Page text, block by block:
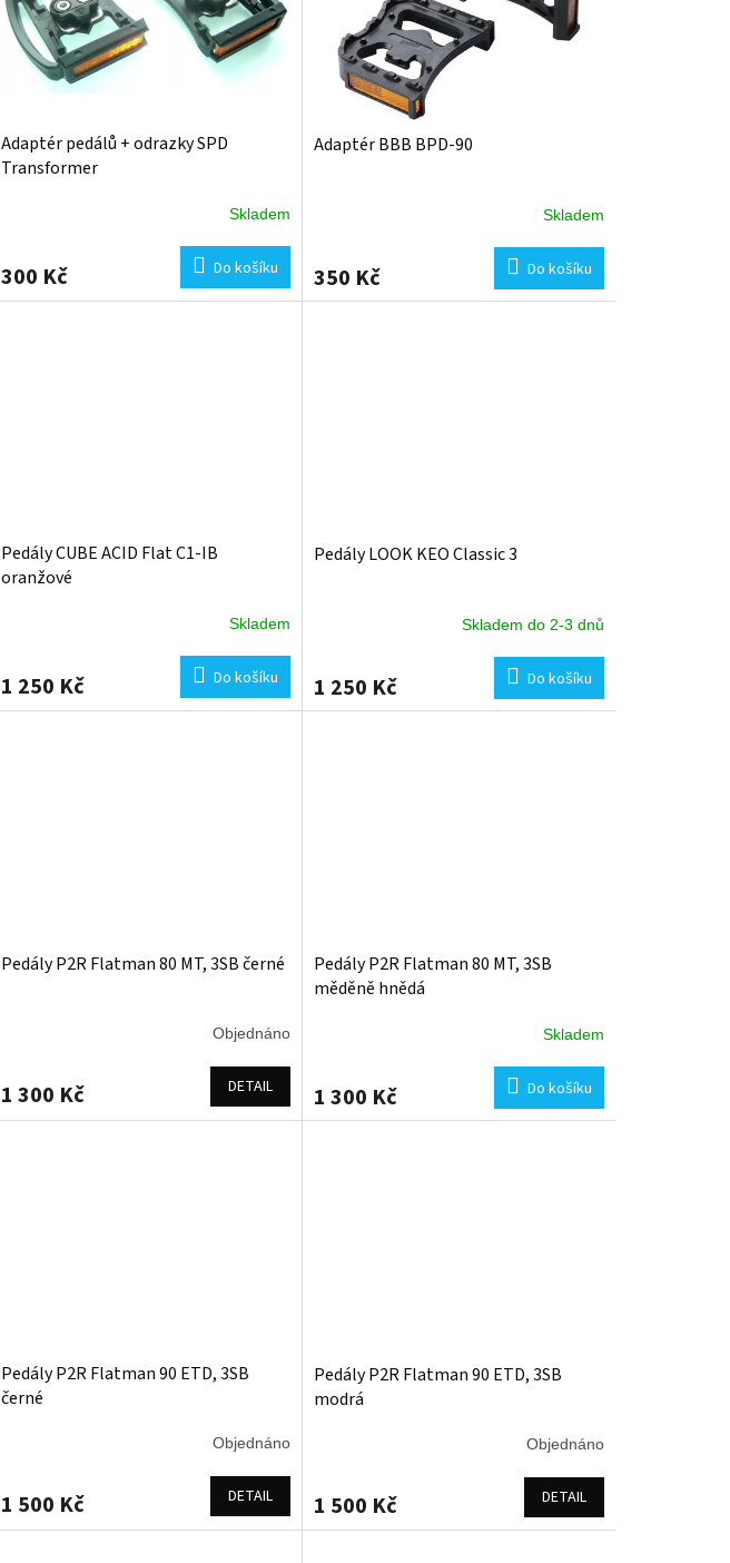
Adaptér pedálů + odrazky SPD
Transformer
Skladem
300 Kč Do košíku
Adaptér BBB BPD-90
Skladem
350 Kč Do košíku
Pedály CUBE ACID Flat C1-IB
oranžové
Skladem
1 250 Kč Do košíku
Pedály LOOK KEO Classic 3
Skladem do 2-3 dnů
1 250 Kč Do košíku
Pedály P2R Flatman 80 MT, 3SB černé
Objednáno
1 300 Kč DETAIL
Pedály P2R Flatman 80 MT, 3SB
měděně hnědá
Skladem
1 300 Kč Do košíku
Pedály P2R Flatman 90 ETD, 3SB
černé
Objednáno
1 500 Kč DETAIL
Pedály P2R Flatman 90 ETD, 3SB
modrá
Objednáno
1 500 Kč DETAIL